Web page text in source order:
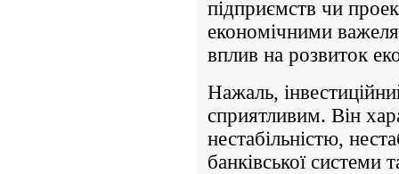
підприємств чи
економічними
вплив на розвиток
Нажаль,
сприятливим. Він
нестабільністю,
банківської системи